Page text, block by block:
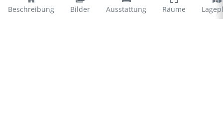
Beschreibung Bilder Ausstattung Räume
Ludvika (7)